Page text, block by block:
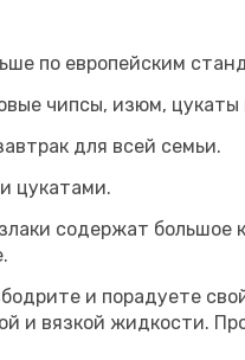
по европейским
чипсы, изюм, цукаты
для всей семьи.
цукатами.
содержат
и порадуете
и вязкой жидкости.